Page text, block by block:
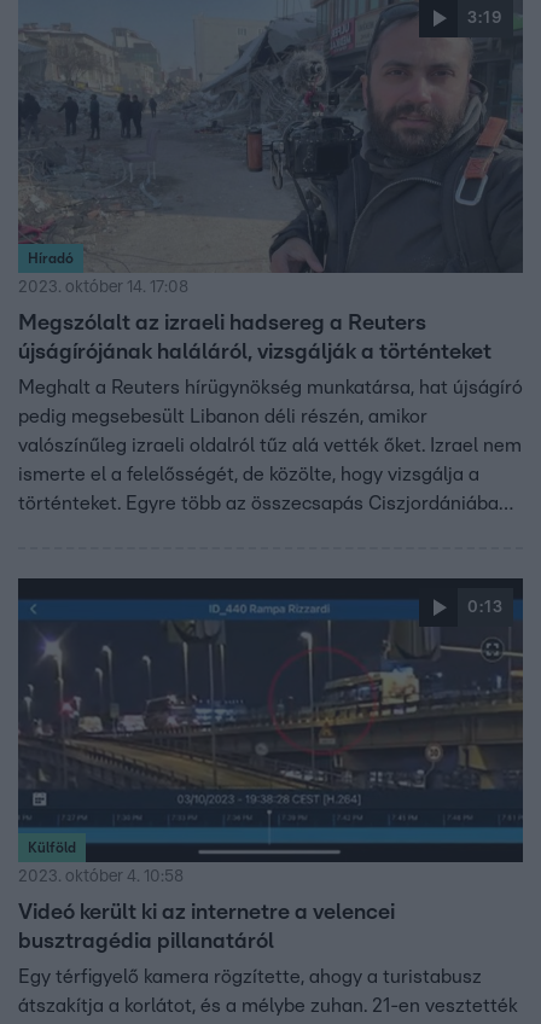
3:19
Híradó
2023. október 14. 17:08
Megszólalt az izraeli hadsereg a Reuters
újságírójának haláláról, vizsgálják a történteket
Meghalt a Reuters hírügynökség munkatársa, hat újságíró
pedig megsebesült Libanon déli részén, amikor
valószínűleg izraeli oldalról tűz alá vették őket. Izrael nem
ismerte el a felelősségét, de közölte, hogy vizsgálja a
történteket. Egyre több az összecsapás Ciszjordániában
0:13
Külföld
2023. október 4. 10:58
Videó került ki az internetre a velencei
busztragédia pillanatáról
Egy térfigyelő kamera rögzítette, ahogy a turistabusz
átszakítja a korlátot, és a mélybe zuhan. 21-en vesztették